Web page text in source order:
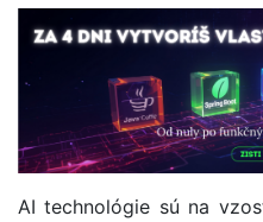
AI technológie sú na